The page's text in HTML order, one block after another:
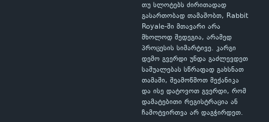
თუ სლოტებს ძირითადად
გასართობად თამაშობთ, Rabbit
Royale-ში მთავარი არა
მხოლოდ შედეგია, არამედ
პროცესის სიმარტივე. კარგი
დემო გვერდი უნდა გაძლევდეთ
საშუალებას სწრაფად გახსნათ
თამაში, შეამოწმოთ მექანიკა
და ისე დატოვოთ გვერდი, რომ
დამატებითი რეგისტრაცია ან
ჩამოტვირთვა არ დაგჭირდეთ.